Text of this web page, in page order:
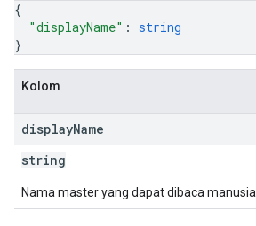
{
"displayName" : string
}
Kolom
displayName
string
Nama master yang dapat dibaca manusia.